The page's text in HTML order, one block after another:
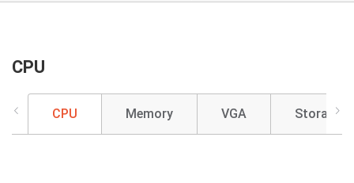
CPU
CPU Memory VGA Storage